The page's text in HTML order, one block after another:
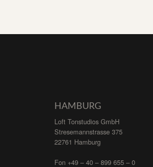
HAMBURG
Loft Tonstudios GmbH
Stresemannstrasse 375
22761 Hamburg
Fon +49 – 40 – 899 655 – 0